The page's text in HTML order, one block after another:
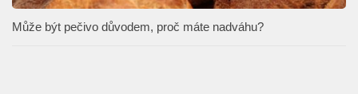
Může být pečivo důvodem, proč máte nadváhu?